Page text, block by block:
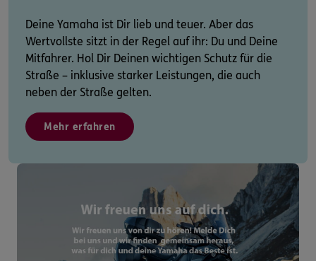
Deine Yamaha ist Dir lieb und teuer. Aber das
Wertvollste sitzt in der Regel auf ihr: Du und Deine
Mitfahrer. Hol Dir Deinen wichtigen Schutz für die
Straße – inklusive starker Leistungen, die auch
neben der Straße gelten.
Mehr erfahren